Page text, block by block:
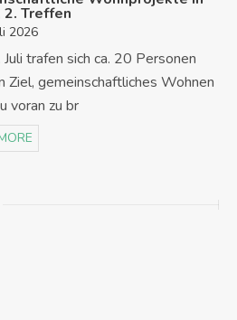
2. Treffen
2026
trafen sich ca. 20 Personen
Ziel, gemeinschaftliches Wohnen
voran zu br